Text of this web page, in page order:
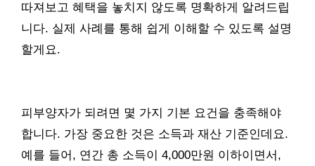
따져보고 혜택을 놓치지 않도록 명확하게 알려드립
니다. 실제 사례를 통해 쉽게 이해할 수 있도록 설명
할게요.
피부양자가 되려면 몇 가지 기본 요건을 충족해야
합니다. 가장 중요한 것은 소득과 재산 기준인데요.
예를 들어, 연간 총 소득이 4,000만원 이하이면서,